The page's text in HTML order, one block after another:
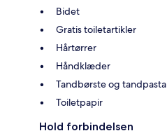
Bidet
Gratis toiletartikler
Hårtørrer
Håndklæder
Tandbørste og tandpasta
Toiletpapir
Hold forbindelsen